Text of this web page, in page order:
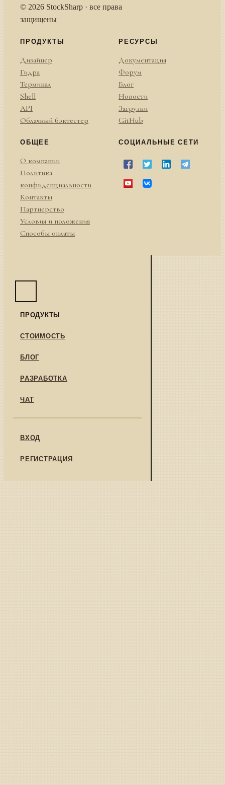
© 2026 StockSharp · все права
защищены
ПРОДУКТЫ
Дизайнер
Гидра
Терминал
Shell
API
Облачный бэктестер
РЕСУРСЫ
Документация
Форум
Блог
Новости
Загрузки
GitHub
ОБЩЕЕ
О компании
Политика
конфиденциальности
Контакты
Партнерство
Условия и положения
Способы оплаты
СОЦИАЛЬНЫЕ СЕТИ
ПРОДУКТЫ
СТОИМОСТЬ
БЛОГ
РАЗРАБОТКА
ЧАТ
ВХОД
РЕГИСТРАЦИЯ